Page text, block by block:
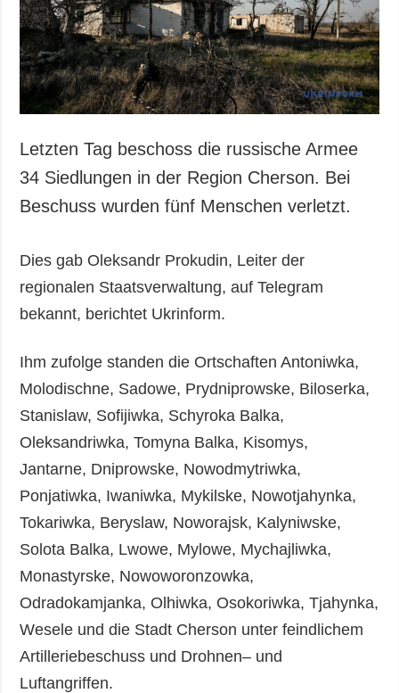
Gesellschaft und
Kultur
Sport
Kriminalität
Notstand und
ZUSÄTZLICH
Veröffentlichungen
Fotos
Video
LEISTUNGEN
Abonnement
Letzten Tag beschoss die russische Armee
34 Siedlungen in der Region Cherson. Bei
Beschuss wurden fünf Menschen verletzt.
Dies gab Oleksandr Prokudin, Leiter der
regionalen Staatsverwaltung, auf Telegram
bekannt, berichtet Ukrinform.
Ihm zufolge standen die Ortschaften Antoniwka,
Molodischne, Sadowe, Prydniprowske, Biloserka,
Stanislaw, Sofijiwka, Schyroka Balka,
Oleksandriwka, Tomyna Balka, Kisomys,
Jantarne, Dniprowske, Nowodmytriwka,
Ponjatiwka, Iwaniwka, Mykilske, Nowotjahynka,
Tokariwka, Beryslaw, Noworajsk, Kalyniwske,
Solota Balka, Lwowe, Mylowe, Mychajliwka,
Monastyrske, Nowoworonzowka,
Odradokamjanka, Olhiwka, Osokoriwka, Tjahynka,
Wesele und die Stadt Cherson unter feindlichem
Artilleriebeschuss und Drohnen– und
Luftangriffen.